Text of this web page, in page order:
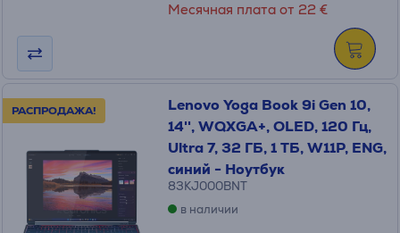
Месячная плата от 22 €
РАСПРОДАЖА!
Lenovo Yoga Book 9i Gen 10,
14'', WQXGA+, OLED, 120 Гц,
Ultra 7, 32 ГБ, 1 ТБ, W11P, ENG,
синий - Ноутбук
83KJ000BNT
в наличии